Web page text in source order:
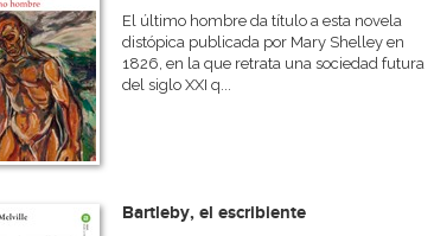
El último hombre da título a esta novela
distópica publicada por Mary Shelley en
1826, en la que retrata una sociedad futura
del siglo XXI q...
Bartleby, el escribiente